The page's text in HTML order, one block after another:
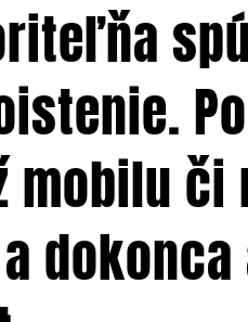
mobilu či
dokonca